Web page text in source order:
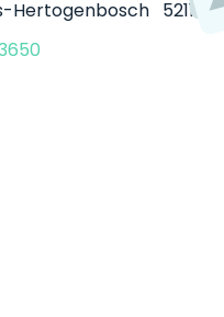
Hertogenbosch 5211